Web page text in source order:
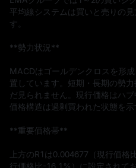
平均線システムは買いと売りの
す。
**勢力状況**
MACDはゴールデンクロスを形
置しています。短期・長期の勢
だ見られません。現行価格はハ
価格構造は過剰買われた状態を示
**重要価格帯**
上方のR1は0.004677（現行価
行価格比-16.1%）に設定されて